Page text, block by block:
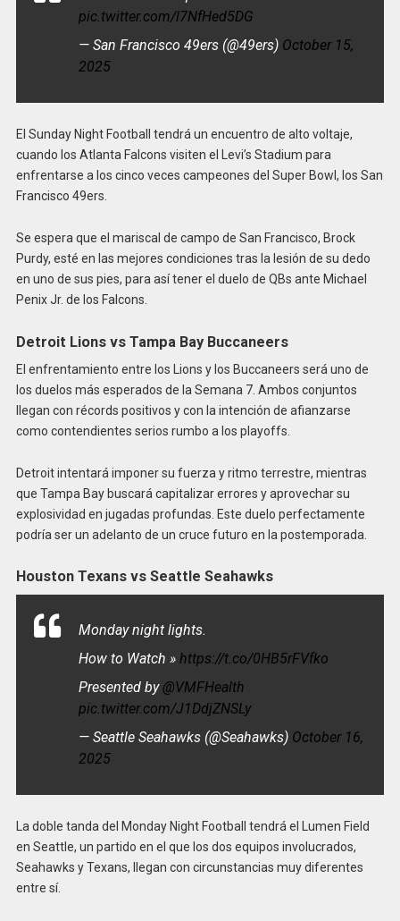
pic.twitter.com/l7NfHed5DG
— San Francisco 49ers (@49ers) October 15,
2025
El Sunday Night Football tendrá un encuentro de alto voltaje,
cuando los Atlanta Falcons visiten el Levi’s Stadium para
enfrentarse a los cinco veces campeones del Super Bowl, los San
Francisco 49ers.
Se espera que el mariscal de campo de San Francisco, Brock
Purdy, esté en las mejores condiciones tras la lesión de su dedo
en uno de sus pies, para así tener el duelo de QBs ante Michael
Penix Jr. de los Falcons.
Detroit Lions vs Tampa Bay Buccaneers
El enfrentamiento entre los Lions y los Buccaneers será uno de
los duelos más esperados de la Semana 7. Ambos conjuntos
llegan con récords positivos y con la intención de afianzarse
como contendientes serios rumbo a los playoffs.
Detroit intentará imponer su fuerza y ritmo terrestre, mientras
que Tampa Bay buscará capitalizar errores y aprovechar su
explosividad en jugadas profundas. Este duelo perfectamente
podría ser un adelanto de un cruce futuro en la postemporada.
Houston Texans vs Seattle Seahawks
Monday night lights.
How to Watch » https://t.co/0HB5rFVfko
Presented by @VMFHealth
pic.twitter.com/J1DdjZNSLy
— Seattle Seahawks (@Seahawks) October 16,
2025
La doble tanda del Monday Night Football tendrá el Lumen Field
en Seattle, un partido en el que los dos equipos involucrados,
Seahawks y Texans, llegan con circunstancias muy diferentes
entre sí.